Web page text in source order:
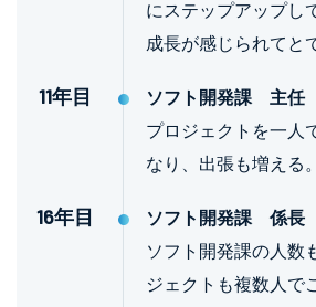
にステップアップし
成長が感じられてと
11年目
ソフト開発課 主任
プロジェクトを一人
なり、出張も増える。
16年目
ソフト開発課 係長
ソフト開発課の人数
ジェクトも複数人で